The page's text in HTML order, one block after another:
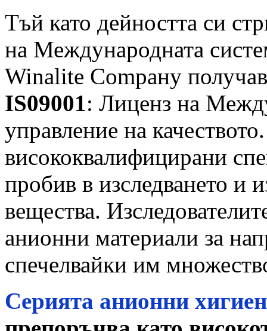
Тъй като дейността си
на Международната
Winalite Сomрану
IS09001: Лиценз на
управление на
висококвалифицирани
пробив в изследването и
вещества.
анионни материали за
спечелвайки им
Серията анионни